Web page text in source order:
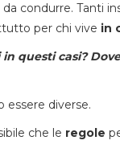
condurre. Tanti
per chi vive in
questi casi?
essere diverse.
che le regole